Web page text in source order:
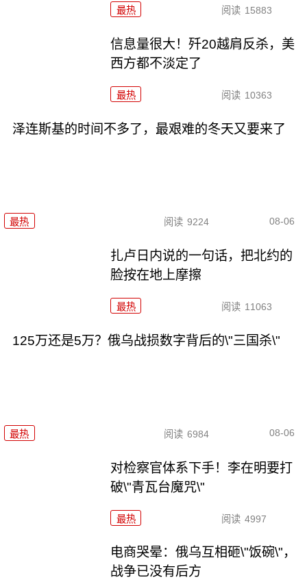
最热 阅读 15883
信息量很大！歼20越肩反杀，美
西方都不淡定了
最热 阅读 10363
泽连斯基的时间不多了，最艰难的冬天又要来了
最热 阅读 9224 08-06
扎卢日内说的一句话，把北约的
脸按在地上摩擦
最热 阅读 11063
125万还是5万？俄乌战损数字背后的\"三国杀\"
最热 阅读 6984 08-06
对检察官体系下手！李在明要打
破\"青瓦台魔咒\"
最热 阅读 4997
电商哭晕：俄乌互相砸\"饭碗\"，
战争已没有后方